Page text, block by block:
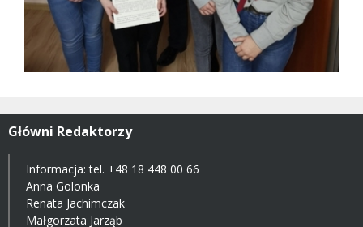
Główni Redaktorzy
Informacja: tel. +48 18 448 00 66
Anna Golonka
Renata Jachimczak
Małgorzata Jarząb